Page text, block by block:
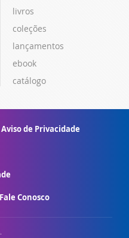
livros
coleções
lançamentos
ebook
catálogo
Aviso de Privacidade
Fale Conosco